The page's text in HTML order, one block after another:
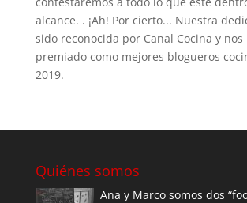
alcance. . ¡Ah! Por cierto... Nuestra
sido reconocida por Canal Cocina y nos
premiado como mejores blogueros
2019.
Quiénes somos
Ana y Marco somos dos